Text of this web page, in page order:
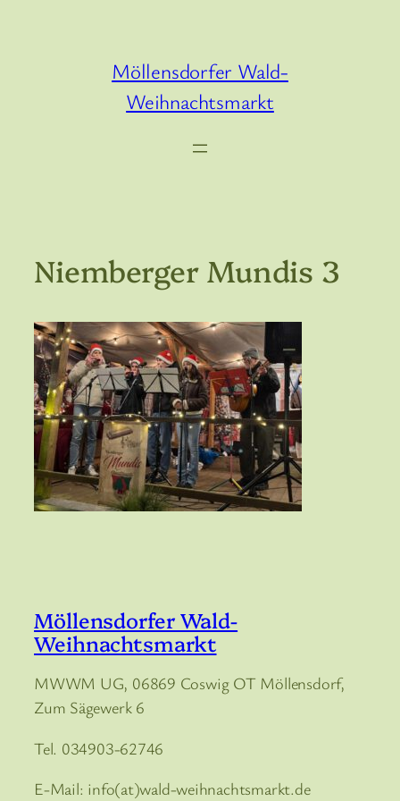
Möllensdorfer Wald-
Weihnachtsmarkt
Niemberger Mundis 3
Möllensdorfer Wald-
Weihnachtsmarkt
MWWM UG, 06869 Coswig OT Möllensdorf,
Zum Sägewerk 6
Tel. 034903-62746
E-Mail: info(at)wald-weihnachtsmarkt.de